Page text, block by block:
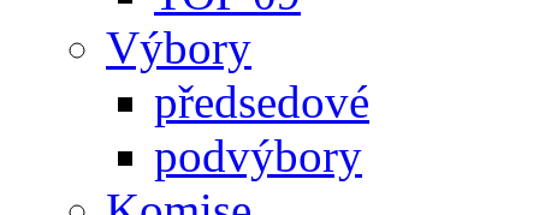
Výbory
předsedové
podvýbory